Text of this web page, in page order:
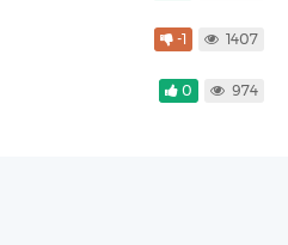
-1 1407
0 974